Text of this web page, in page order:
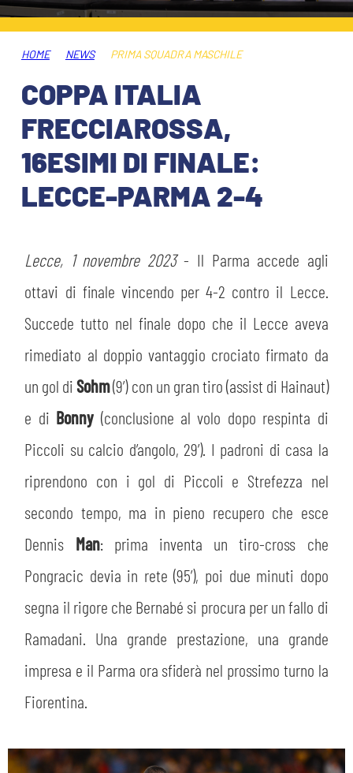
HOSPITALITY
MUSEUM CLUB EXPERIENCE
BIGLIETTI
ABBONAMENTI
INFO BIGLIETTI
TARDINI CARD
INFORMAZIONI ACCREDITI
TRASFERTE
TICKET GIFT CARD
SHOP
ESPORTS
IL CLUB
STORIA
MUTTI TRAINING CENTER
MUSEO
LAVORA CON NOI
INFORMATIVA FINANZIARIA
STADIO TARDINI
MEDIA
CSR
ACADEMY
LEGENDS
PARTNER
HOME NEWS PRIMA SQUADRA MASCHILE
COPPA ITALIA
FRECCIAROSSA,
16ESIMI DI FINALE:
LECCE-PARMA 2-4
Lecce, 1 novembre 2023- Il Parma accede agli
ottavi di finale vincendo per 4-2 contro il Lecce.
Succede tutto nel finale dopo che il Lecce aveva
rimediato al doppio vantaggio crociato firmato da
un gol diSohm(9’) con un gran tiro (assist di Hainaut)
e di Bonny (conclusione al volo dopo respinta di
Piccoli su calcio d’angolo, 29’). I padroni di casa la
riprendono con i gol di Piccoli e Strefezza nel
secondo tempo, ma in pieno recupero che esce
Dennis Man: prima inventa un tiro-cross che
Pongracic devia in rete (95’), poi due minuti dopo
segna il rigore che Bernabé si procura per un fallo di
Ramadani. Una grande prestazione, una grande
impresa e il Parma ora sfiderà nel prossimo turno la
Fiorentina.